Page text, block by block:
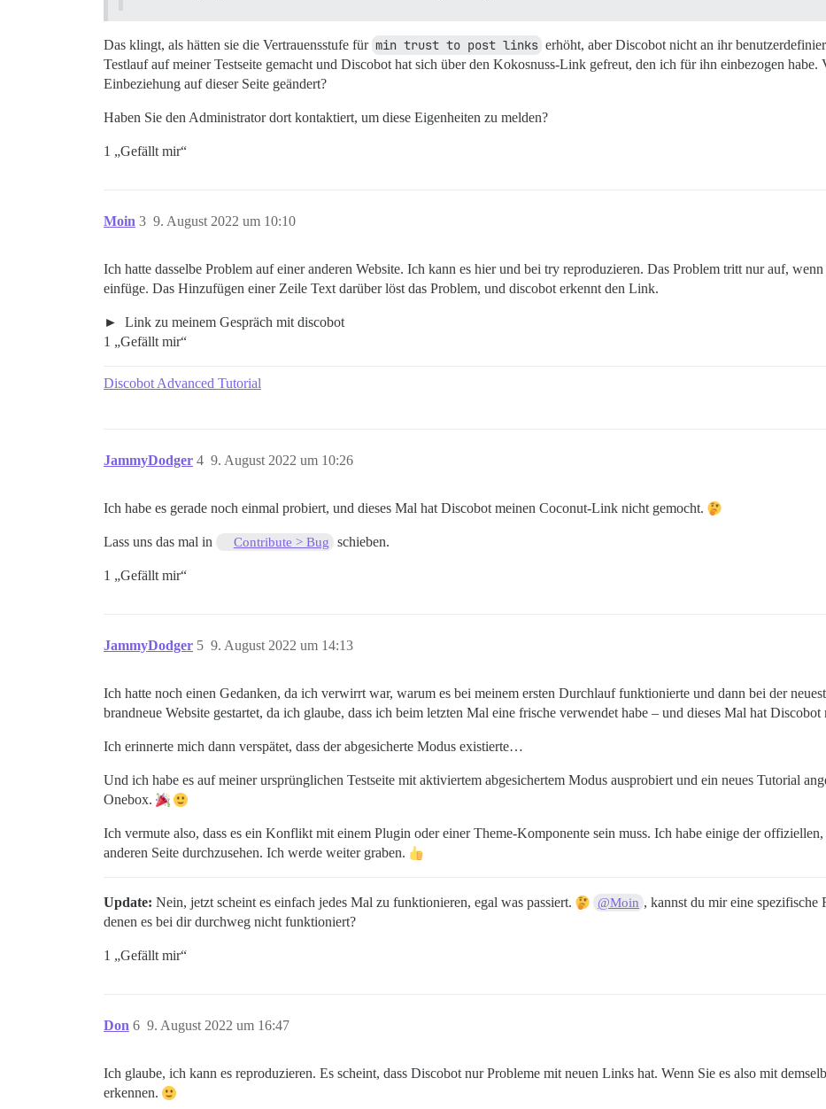
Das klingt, als hätten sie die Vertrauensstufe für min trust to post links erhöht, aber Discobot nicht an ihr
Testlauf auf meiner Testseite gemacht und Discobot hat sich über den Kokosnuss-Link gefreut, den ich für ihn einbezogen
Einbeziehung auf dieser Seite geändert?
Haben Sie den Administrator dort kontaktiert, um diese Eigenheiten zu melden?
1 „Gefällt mir“
Moin 9. August 2022 um 10:10
3
Ich hatte dasselbe Problem auf einer anderen Website. Ich kann es hier und bei try reproduzieren. Das Problem tritt nur auf,
einfüge. Das Hinzufügen einer Zeile Text darüber löst das Problem, und discobot erkennt den Link.
Link zu meinem Gespräch mit discobot
1 „Gefällt mir“
Discobot Advanced Tutorial
JammyDodger 9. August 2022 um 10:26
4
Ich habe es gerade noch einmal probiert, und dieses Mal hat Discobot meinen Coconut-Link nicht gemocht.
Lass uns das mal in Contribute > Bug schieben.
1 „Gefällt mir“
JammyDodger 9. August 2022 um 14:13
5
Ich hatte noch einen Gedanken, da ich verwirrt war, warum es bei meinem ersten Durchlauf funktionierte und dann bei der
brandneue Website gestartet, da ich glaube, dass ich beim letzten Mal eine frische verwendet habe – und dieses Mal hat
Ich erinnerte mich dann verspätet, dass der abgesicherte Modus existierte…
Und ich habe es auf meiner ursprünglichen Testseite mit aktiviertem abgesichertem Modus ausprobiert und ein neues Tutorial
Onebox.
Ich vermute also, dass es ein Konflikt mit einem Plugin oder einer Theme-Komponente sein muss. Ich habe einige der
anderen Seite durchzusehen. Ich werde weiter graben.
Update: Nein, jetzt scheint es einfach jedes Mal zu funktionieren, egal was passiert. @Moin , kannst du mir eine spezifische
denen es bei dir durchweg nicht funktioniert?
1 „Gefällt mir“
Don 9. August 2022 um 16:47
6
Ich glaube, ich kann es reproduzieren. Es scheint, dass Discobot nur Probleme mit neuen Links hat. Wenn Sie es also mit
erkennen.